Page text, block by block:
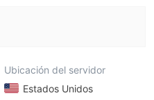
Ubicación del servidor
Estados Unidos